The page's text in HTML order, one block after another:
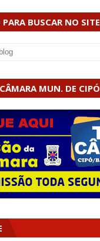
BUSCAR NO SITE
MUN. DE CIPÓ